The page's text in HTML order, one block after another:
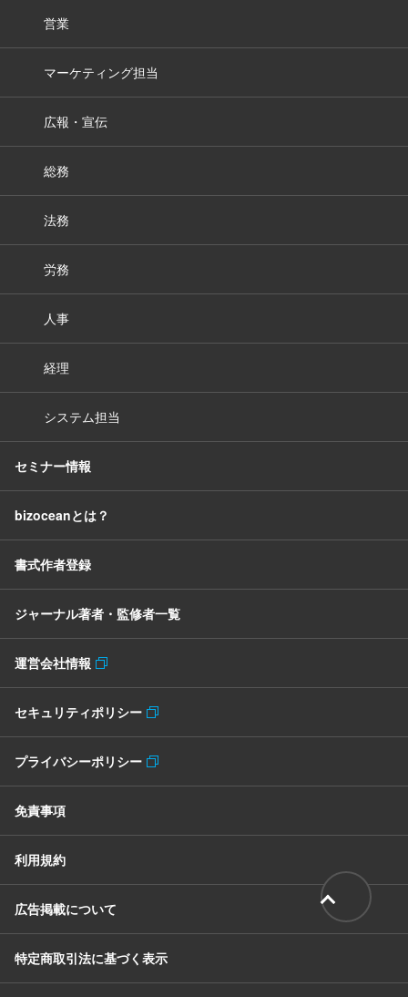
営業
マーケティング担当
広報・宣伝
総務
法務
労務
人事
経理
システム担当
セミナー情報
bizoceanとは？
書式作者登録
ジャーナル著者・監修者一覧
運営会社情報
セキュリティポリシー
プライバシーポリシー
免責事項
利用規約
広告掲載について
特定商取引法に基づく表示